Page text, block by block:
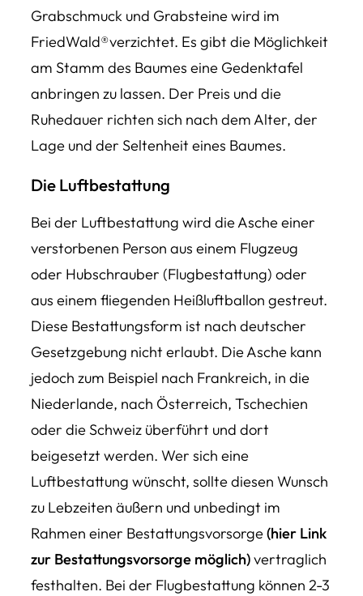
Grabschmuck und Grabsteine wird im
FriedWald®verzichtet. Es gibt die Möglichkeit
am Stamm des Baumes eine Gedenktafel
anbringen zu lassen. Der Preis und die
Ruhedauer richten sich nach dem Alter, der
Lage und der Seltenheit eines Baumes.
Die Luftbestattung
Bei der Luftbestattung wird die Asche einer
verstorbenen Person aus einem Flugzeug
oder Hubschrauber (Flugbestattung) oder
aus einem fliegenden Heißluftballon gestreut.
Diese Bestattungsform ist nach deutscher
Gesetzgebung nicht erlaubt. Die Asche kann
jedoch zum Beispiel nach Frankreich, in die
Niederlande, nach Österreich, Tschechien
oder die Schweiz überführt und dort
beigesetzt werden. Wer sich eine
Luftbestattung wünscht, sollte diesen Wunsch
zu Lebzeiten äußern und unbedingt im
Rahmen einer Bestattungsvorsorge(hier Link
zur Bestattungsvorsorge möglich)vertraglich
festhalten. Bei der Flugbestattung können 2-3